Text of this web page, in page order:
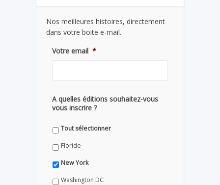
Nos meilleures histoires, directement
dans votre boite e-mail.
Votre email *
A quelles éditions souhaitez-vous
vous inscrire ?
Tout sélectionner
Floride
New York
Washington DC